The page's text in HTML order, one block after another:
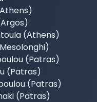
(Αthens)
(Patras)
(Patras)
(Patras)
(Patras)